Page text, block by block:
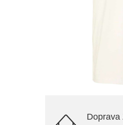
Doprava